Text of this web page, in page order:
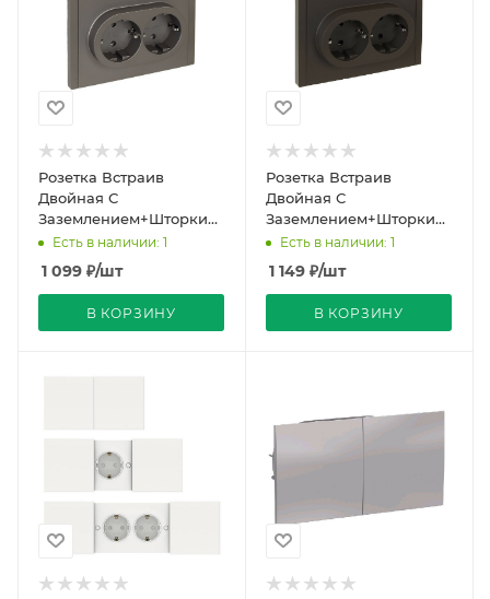
Розетка Встраив
Двойная С
Заземлением+Шторки
Сталь IP20 16А 250В
FORTE&PIANO IEK
Есть в наличии: 1
1 099 ₽/шт
В КОРЗИНУ
Розетка Встраив
Двойная С
Заземлением+Шторки
Серый IP20 16А 250В
FORTE&PIANO IEK
Есть в наличии: 1
1 149 ₽/шт
В КОРЗИНУ